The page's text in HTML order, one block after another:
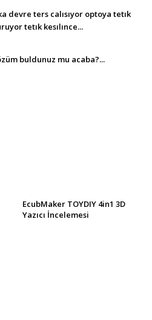
devre ters calısıyor optoya tetık
tetık kesılınce...
buldunuz mu acaba?...
EcubMaker TOYDIY 4in1 3D
Yazıcı İncelemesi